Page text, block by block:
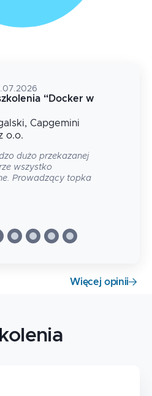
“Docker w
, Capgemini
o.o.
dużo przekazanej
wszystko
Prowadzący topka
Więcej opinii